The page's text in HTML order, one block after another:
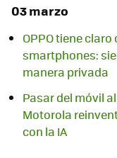
03 marzo
OPPO tiene
smartphones:
manera privada
Pasar del móvil
Motorola
con la IA